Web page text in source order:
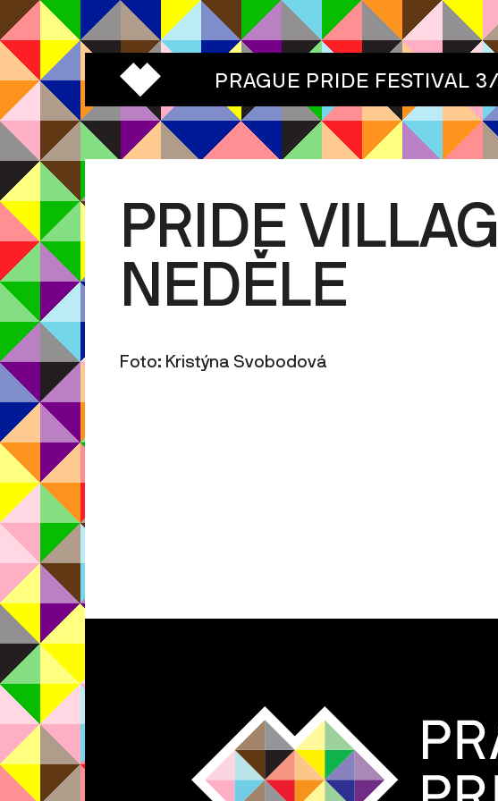
PRAGUE PRIDE FESTIVAL
PRIDE
NEDĚLE
Foto: Kristýna Svobodová